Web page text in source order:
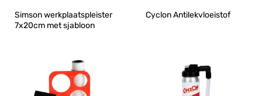
Simson werkplaatspleister
7x20cm met sjabloon
Cyclon Antilekvloeistof